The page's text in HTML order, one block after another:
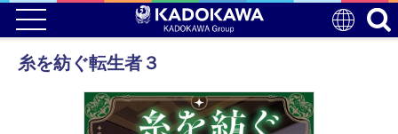
糸を紡ぐ転生者３